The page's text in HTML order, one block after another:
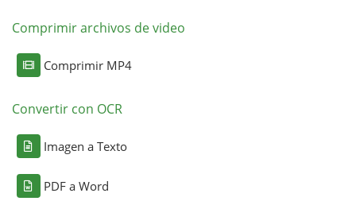
Comprimir archivos de video
Comprimir MP4
Convertir con OCR
Imagen a Texto
PDF a Word